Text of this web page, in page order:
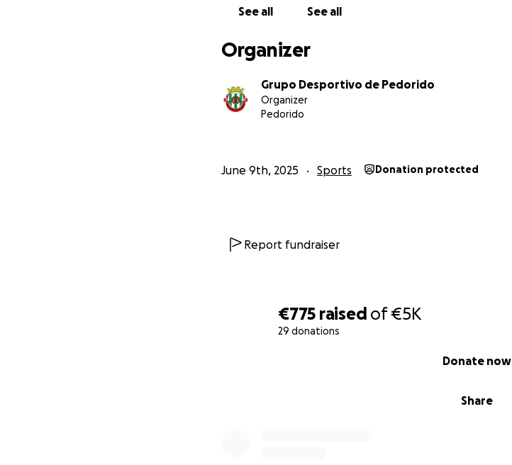
€775 raised of€5K
29 donations
Share
Donate now
See all See all
Organizer
Grupo Desportivo de Pedorido
Organizer
Pedorido
June 9th, 2025 Sports Donation protected
Report fundraiser